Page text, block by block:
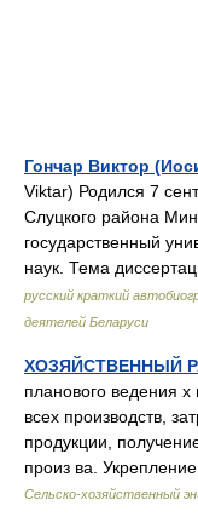
Гончар Виктор
Viktar) Родился 7
Слуцкого района
государственный
наук. Тема
русский краткий
деятелей Беларуси
ХОЗЯЙСТВЕННЫЙ
планового ведения
всех производств,
продукции,
произ ва.
Сельско-хозяйственный